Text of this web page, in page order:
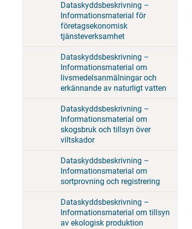
Dataskyddsbeskrivning –
Informationsmaterial för
företagsekonomisk
tjänsteverksamhet
Dataskyddsbeskrivning –
Informationsmaterial om
livsmedelsanmälningar och
erkännande av naturligt vatten
Dataskyddsbeskrivning –
Informationsmaterial om
skogsbruk och tillsyn över
viltskador
Dataskyddsbeskrivning –
Informationsmaterial om
sortprovning och registrering
Dataskyddsbeskrivning –
Informationsmaterial om tillsyn
av ekologisk produktion